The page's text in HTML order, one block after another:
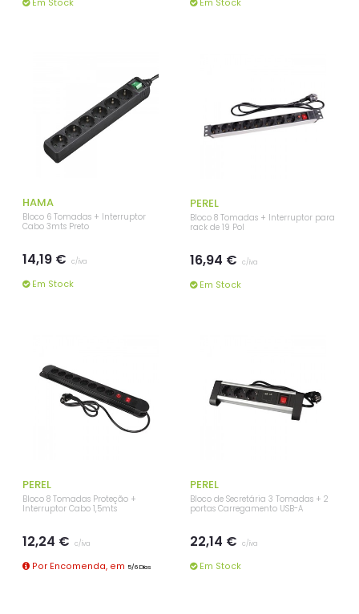
Em Stock Em Stock
HAMA
Bloco 6 Tomadas + Interruptor
Cabo 3mts Preto
14,19 € c/iva
Em Stock
PEREL
Bloco 8 Tomadas + Interruptor para
rack de 19 Pol
16,94 € c/iva
Em Stock
PEREL
Bloco 8 Tomadas Proteção +
Interruptor Cabo 1,5mts
12,24 € c/iva
Por Encomenda, em 5/6 Dias
PEREL
Bloco de Secretária 3 Tomadas + 2
portas Carregamento USB-A
22,14 € c/iva
Em Stock